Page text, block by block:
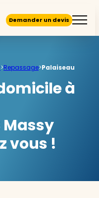
Demander un devis
>Repassage>Palaiseau
à
Massy
vous !